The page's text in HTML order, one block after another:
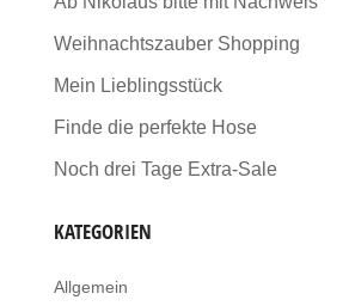
Weihnachtszauber Shopping
Mein Lieblingsstück
Finde die perfekte Hose
Noch drei Tage Extra-Sale
KATEGORIEN
Allgemein